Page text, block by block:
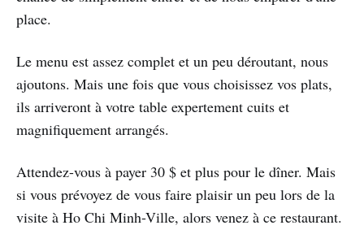
place.
Le menu est assez complet et un peu déroutant, nous
ajoutons. Mais une fois que vous choisissez vos plats,
ils arriveront à votre table expertement cuits et
magnifiquement arrangés.
Attendez-vous à payer 30 $ et plus pour le dîner. Mais
si vous prévoyez de vous faire plaisir un peu lors de la
visite à Ho Chi Minh-Ville, alors venez à ce restaurant.